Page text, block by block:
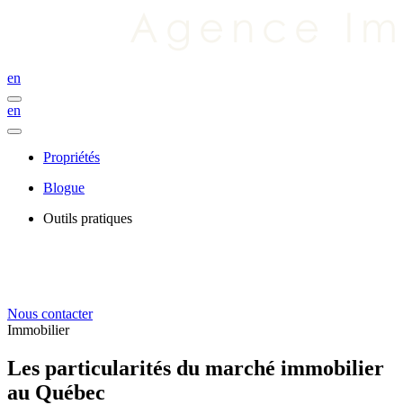
en
en
Propriétés
Blogue
Outils pratiques
Nous contacter
Immobilier
Les particularités du marché immobilier
au Québec